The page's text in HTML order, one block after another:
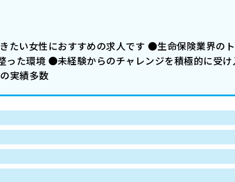
たい女性におすすめの求人です ●生命保険業界の
った環境 ●未経験からのチャレンジを積極的に受
実績多数